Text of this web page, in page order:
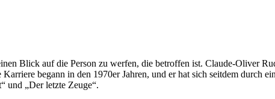
Blick auf die Person zu werfen, die betroffen ist. Claude-Oliver
begann in den 1970er Jahren, und er hat sich seitdem durch
und „Der letzte Zeuge“.